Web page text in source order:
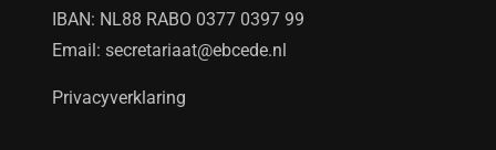
IBAN: NL88 RABO 0377 0397 99
Email: secretariaat@ebcede.nl
Privacyverklaring